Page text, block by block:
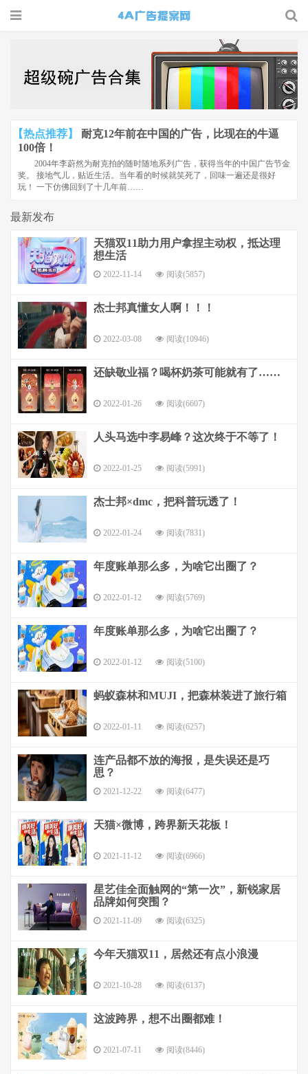
提案网 |
广告小报
| 广告圈
那点事
【热点推荐】
耐克12年前在中国的广告，比现在的牛逼
100倍！
2004年李蔚然为耐克拍的随时随地系列广告，获得当年的中国广告节金
奖。 接地气儿，贴近生活。当年看的时候就笑死了，回味一遍还是很好
玩！ 一下仿佛回到了十几年前……
最新发布
天猫双11助力用户拿捏主动权，抵达理
想生活
2022-11-14 阅读(5857)
杰士邦真懂女人啊！！！
2022-03-08 阅读(10946)
还缺敬业福？喝杯奶茶可能就有了……
2022-01-26 阅读(6607)
人头马选中李易峰？这次终于不等了！
2022-01-25 阅读(5991)
杰士邦×dmc，把科普玩透了！
2022-01-24 阅读(7831)
年度账单那么多，为啥它出圈了？
2022-01-12 阅读(5769)
年度账单那么多，为啥它出圈了？
2022-01-12 阅读(5100)
蚂蚁森林和MUJI，把森林装进了旅行箱
2022-01-11 阅读(6257)
连产品都不放的海报，是失误还是巧
思？
2021-12-22 阅读(6477)
天猫×微博，跨界新天花板！
2021-11-12 阅读(6966)
星艺佳全面触网的“第一次”，新锐家居
品牌如何突围？
2021-11-09 阅读(6325)
今年天猫双11，居然还有点小浪漫
2021-10-28 阅读(6137)
这波跨界，想不出圈都难！
2021-07-11 阅读(8446)